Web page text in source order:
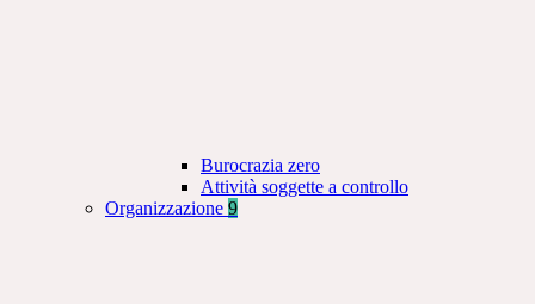
Burocrazia zero
Attività soggette a controllo
Organizzazione 9